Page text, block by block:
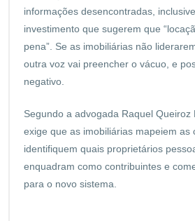
informações desencontradas,
investimento que sugerem que
pena”. Se as imobiliárias não
outra voz vai preencher o vácuo, e
negativo.
Segundo a advogada Raquel
exige que as imobiliárias mapeiem as
identifiquem quais proprietários
enquadram como contribuintes e
para o novo sistema.